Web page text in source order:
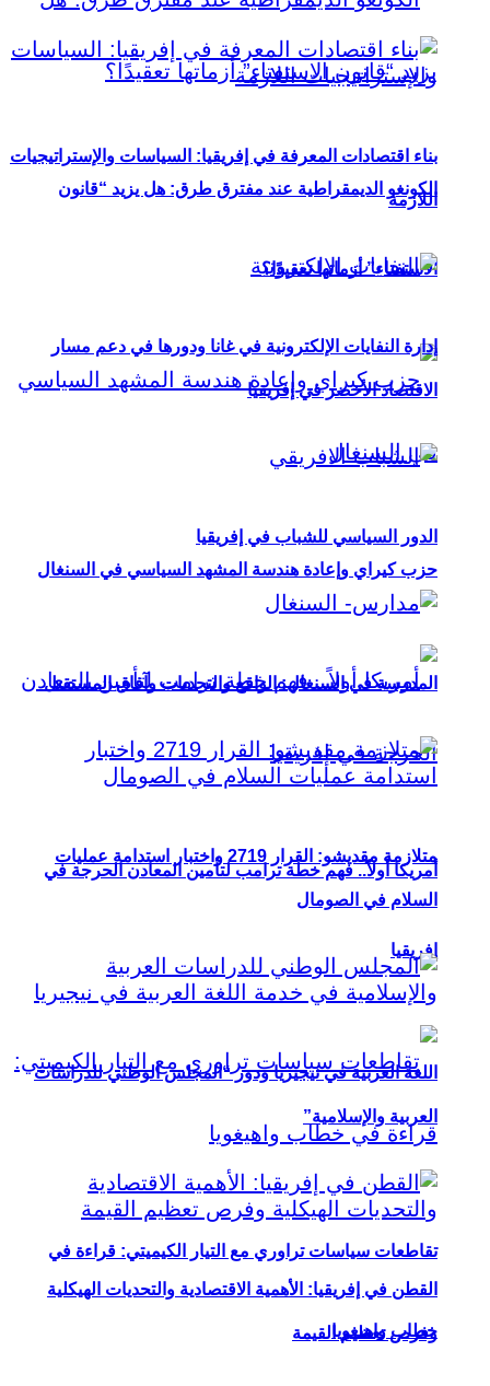
الكونغو الديمقراطية عند مفترق طرق: هل يزيد “قانون
الاستفتاء” أزماتها تعقيدًا؟
حزب كيراي وإعادة هندسة المشهد السياسي في السنغال
أمريكا أولاً.. فهم خطة ترامب لتأمين المعادن الحرجة في
إفريقيا
تقاطعات سياسات تراوري مع التيار الكيميتي: قراءة في
خطاب واهيغويا
بناء اقتصادات المعرفة في إفريقيا: السياسات والإستراتيجيات
اللازمة
إدارة النفايات الإلكترونية في غانا ودورها في دعم مسار
الاقتصاد الأخضر في إفريقيا
الدور السياسي للشباب في إفريقيا
المدرسة في السنغال: الواقع والتحديات وآفاق المستقبل
متلازمة مقديشو: القرار 2719 واختبار استدامة عمليات
السلام في الصومال
اللغة العربية في نيجيريا ودور “المجلس الوطني للدراسات
العربية والإسلامية”
القطن في إفريقيا: الأهمية الاقتصادية والتحديات الهيكلية
وفرص تعظيم القيمة